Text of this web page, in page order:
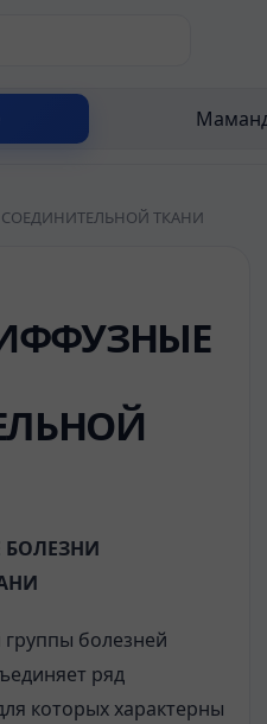
ТКАНИ
БОЛЕЗНИ
болезней
ряд
которых характерны